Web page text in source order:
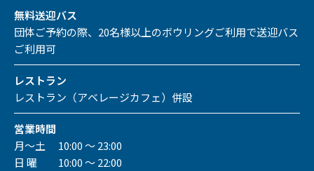
無料送迎バス
団体ご予約の際、20名様以上のボウリングご利用で送迎バス
ご利用可
レストラン
レストラン（アベレージカフェ）併設
営業時間
月～土 10:00 ～ 23:00
日 曜 10:00 ～ 22:00